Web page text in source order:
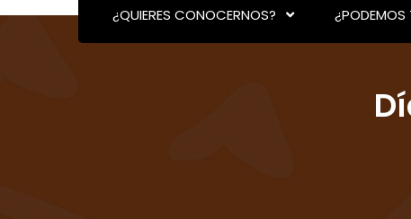
¿QUIERES CONOCERNOS? ¿PODEMOS